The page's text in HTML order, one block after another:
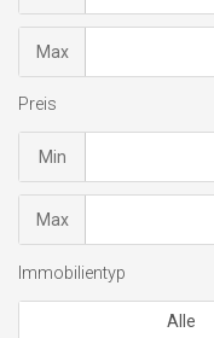
Max
Preis
Min
Max
Immobilientyp
Alle